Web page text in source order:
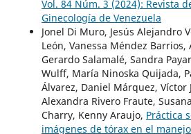
Vol. 84 Núm. 3 (2024): Revista
Ginecología de Venezuela
Jonel Di Muro, Jesús Alejandro
León, Vanessa Méndez
Gerardo Salamalé, Sandra
Wulff, María Ninoska Quijada,
Álvarez, Daniel Márquez, Víctor
Alexandra Rivero Fraute,
Charry, Kenny Araujo, Práctica
imágenes de tórax en el